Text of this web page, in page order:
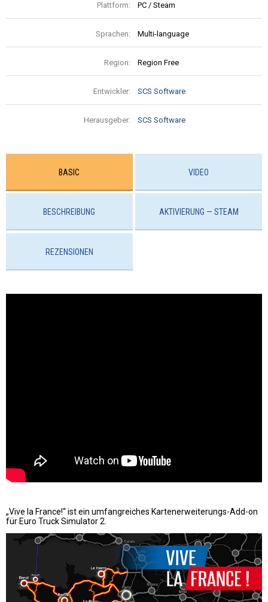
Plattform: PC / Steam
Sprachen: Multi-language
Region: Region Free
Entwickler: SCS Software
Herausgeber: SCS Software
BASIC VIDEO
BESCHREIBUNG AKTIVIERUNG — STEAM
REZENSIONEN
„Vive la France!“ ist ein umfangreiches Kartenerweiterungs-Add-on
für Euro Truck Simulator 2.